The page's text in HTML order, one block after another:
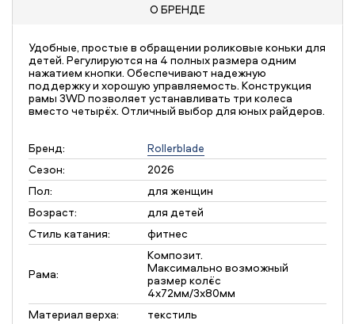
О БРЕНДЕ
Удобные, простые в обращении роликовые коньки для
детей. Регулируются на 4 полных размера одним
нажатием кнопки. Обеспечивают надежную
поддержку и хорошую управляемость. Конструкция
рамы 3WD позволяет устанавливать три колеса
вместо четырёх. Отличный выбор для юных райдеров.
Бренд:
Rollerblade
Сезон:
2026
Пол:
для женщин
Возраст:
для детей
Стиль катания:
фитнес
Рама:
Композит.
Максимально возможный
размер колёс
4х72мм/3x80мм
Материал верха:
текстиль